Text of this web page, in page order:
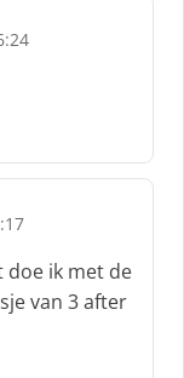
doe ik met de
van 3 after